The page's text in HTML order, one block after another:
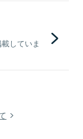
していま